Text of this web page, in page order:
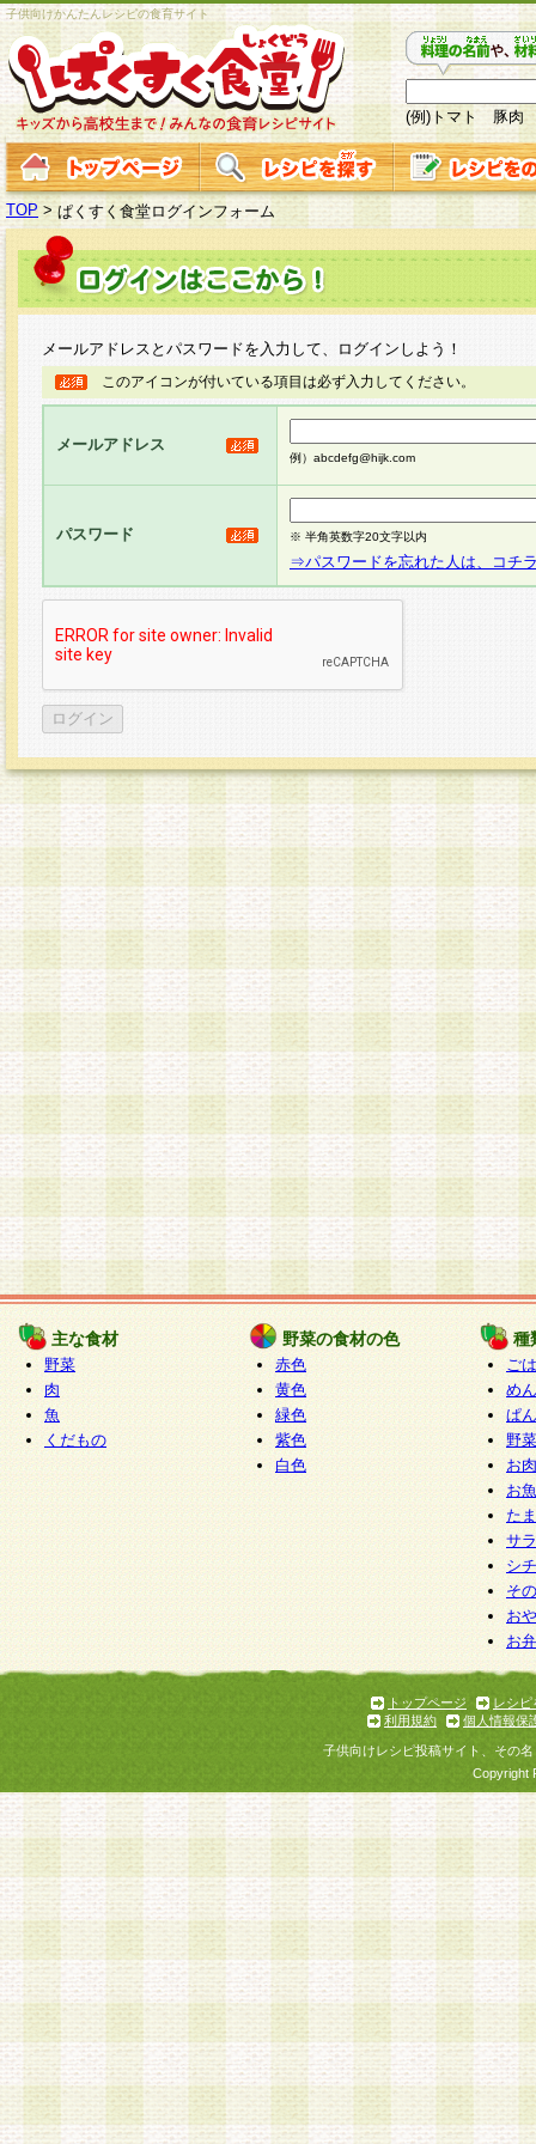
子供向けかんたんレシピの食育サイト
(例)トマト 豚肉
TOP > ぱくすく食堂ログインフォーム
メールアドレスとパスワードを入力して、ログインしよう！
このアイコンが付いている項目は必ず入力してください。
メールアドレス
例）abcdefg@hijk.com
パスワード ※ 半角英数字20文字以内
⇒パスワードを忘れた人は、コチ
主な食材
野菜
肉
魚
くだもの
野菜の食材の色
赤色
黄色
緑色
紫色
白色
種
ご
めん
ぱん
野
お
お
た
サ
シ
そ
お
お
トップページ
レシピ
利用規約
個人情報保
子供向けレシピ投稿サイト、その
Copyright